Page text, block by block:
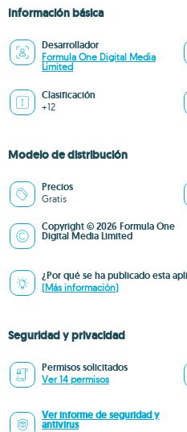
Información básica
Desarrollador
Formula One Digital Media
Limited
Clasificación
+12
Modelo de distribución
Precios
Gratis
Copyright © 2026 Formula One
Digital Media Limited
¿Por qué se ha publicado esta
(Más información)
Seguridad y privacidad
Permisos solicitados
Ver 14 permisos
Ver informe de seguridad y
antivirus